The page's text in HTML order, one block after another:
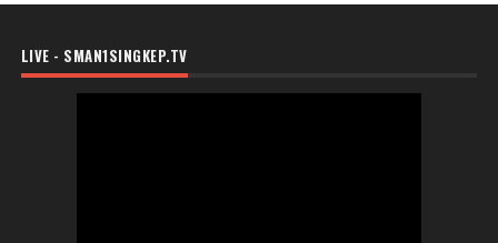
LIVE - SMAN1SINGKEP.TV